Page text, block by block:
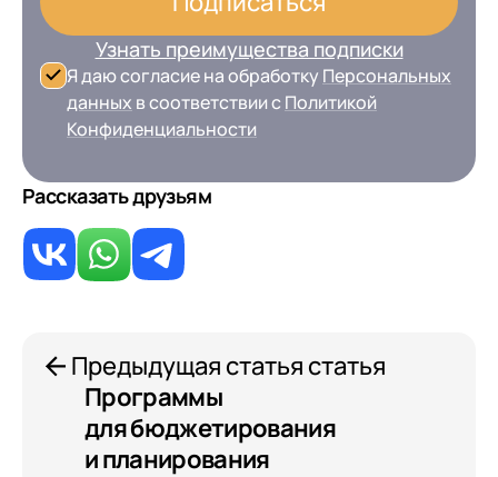
Узнать преимущества подписки
Я даю согласие на обработку Персональных
данных в соответствии сПолитикой
Конфиденциальности
Рассказать друзьям
Предыдущая статья статья
Программы
для бюджетирования
и планирования